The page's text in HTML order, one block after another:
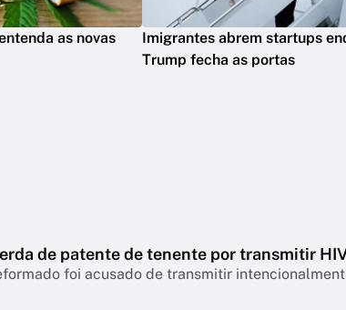
as novas
Imigrantes abrem startups
Trump fecha as portas
de patente de tenente por transmitir
foi acusado de transmitir